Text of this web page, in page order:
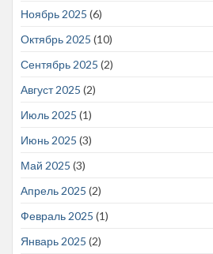
Ноябрь 2025 (6)
Октябрь 2025 (10)
Сентябрь 2025 (2)
Август 2025 (2)
Июль 2025 (1)
Июнь 2025 (3)
Май 2025 (3)
Апрель 2025 (2)
Февраль 2025 (1)
Январь 2025 (2)